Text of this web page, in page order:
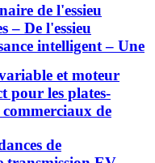
de l'essieu
– De l'essieu
intelligent – Une
et moteur
pour les plates-
commerciaux de
de